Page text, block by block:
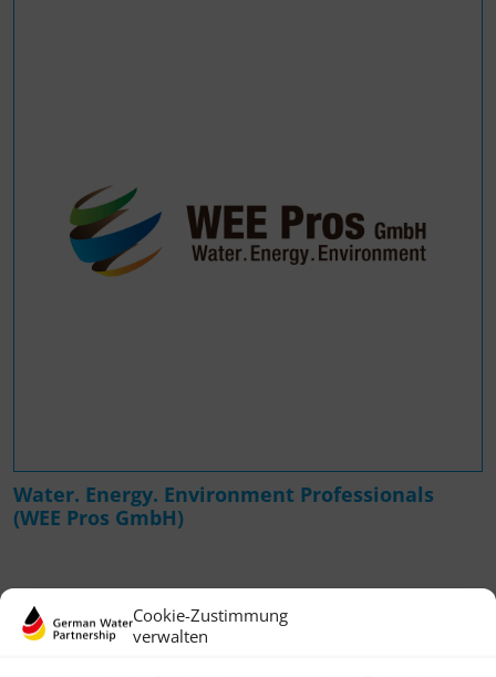
Cookie-Zustimmung
verwalten
Water. Energy. Environment Professionals
(WEE Pros GmbH)